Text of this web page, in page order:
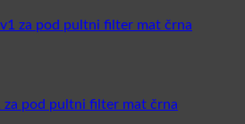
za pod pultni filter mat črna